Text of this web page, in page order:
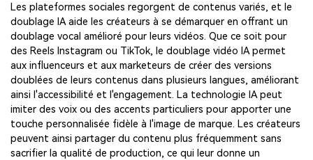
Les plateformes sociales regorgent de contenus variés, et le
doublage IA aide les créateurs à se démarquer en offrant un
doublage vocal amélioré pour leurs vidéos. Que ce soit pour
des Reels Instagram ou TikTok, le doublage vidéo IA permet
aux influenceurs et aux marketeurs de créer des versions
doublées de leurs contenus dans plusieurs langues, améliorant
ainsi l'accessibilité et l'engagement. La technologie IA peut
imiter des voix ou des accents particuliers pour apporter une
touche personnalisée fidèle à l'image de marque. Les créateurs
peuvent ainsi partager du contenu plus fréquemment sans
sacrifier la qualité de production, ce qui leur donne un